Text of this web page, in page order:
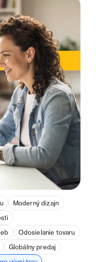
Moderný dizajn
Odosielanie tovaru
Globálny predaj